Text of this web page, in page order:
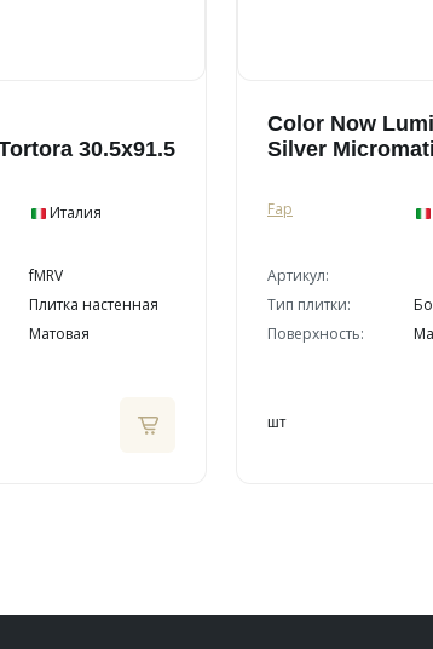
30.5x91.5
Италия
fMRV
Плитка настенная
Матовая
Color Now
Silver
Fap
Артикул:
Тип плитки:
Поверхность:
шт